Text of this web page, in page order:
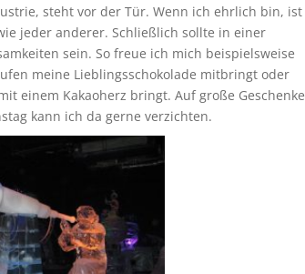
steht vor der Tür. Wenn ich ehrlich bin, ist
jeder anderer. Schließlich sollte in einer
sein. So freue ich mich beispielsweise
meine Lieblingsschokolade mitbringt oder
einem Kakaoherz bringt. Auf große Geschenke
kann ich da gerne verzichten.